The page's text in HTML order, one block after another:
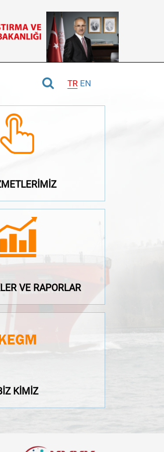
TR EN
VE RAPORLAR
VE RAPORLAR
KİMİZ
BİZ KİMİZ